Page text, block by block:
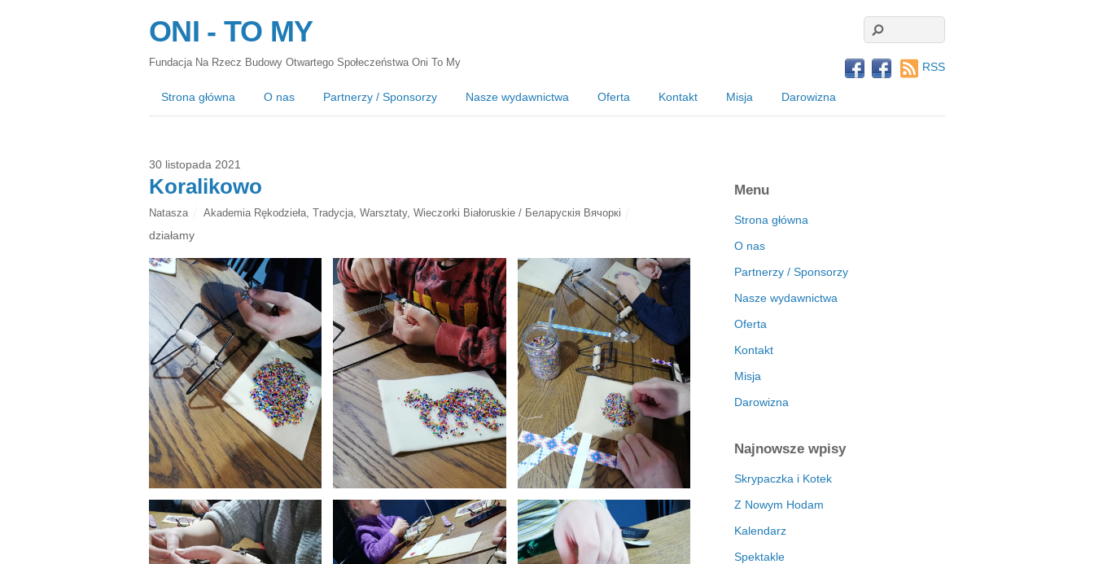
ONI - TO MY
Fundacja Na Rzecz Budowy Otwartego Społeczeństwa Oni To My
Strona główna O nas Partnerzy / Sponsorzy Nasze wydawnictwa Oferta Kontakt Misja Darowizna
RSS
30 listopada 2021
Koralikowo
Natasza Akademia Rękodzieła, Tradycja, Warsztaty, Wieczorki Białoruskie / Беларускія Вячоркі
działamy
Menu
Strona główna
O nas
Partnerzy / Sponsorzy
Nasze wydawnictwa
Oferta
Kontakt
Misja
Darowizna
Najnowsze wpisy
Skrypaczka i Kotek
Z Nowym Hodam
Kalendarz
Spektakle